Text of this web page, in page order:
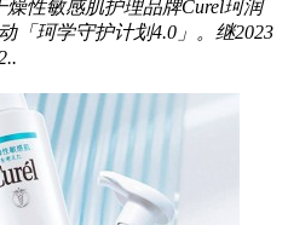
燥性敏感肌护理品牌Curel珂润
「珂学守护计划4.0」。继2023